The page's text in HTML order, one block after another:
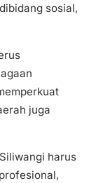
sosial,
juga
harus